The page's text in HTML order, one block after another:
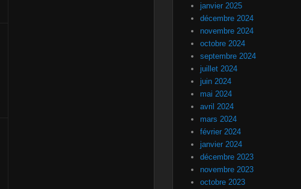
janvier 2025
décembre 2024
novembre 2024
octobre 2024
septembre 2024
juillet 2024
juin 2024
mai 2024
avril 2024
mars 2024
février 2024
janvier 2024
décembre 2023
novembre 2023
octobre 2023